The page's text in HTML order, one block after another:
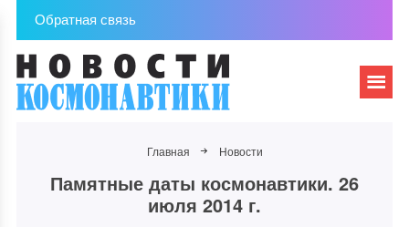
Обратная связь
Главная Новости
Памятные даты космонавтики. 26
июля 2014 г.